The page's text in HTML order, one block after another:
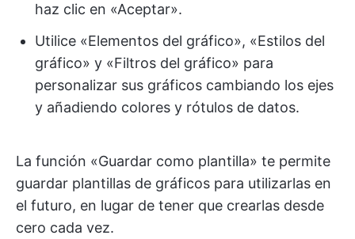
haz clic en «Aceptar».
Utilice «Elementos del gráfico», «Estilos del
gráfico» y «Filtros del gráfico» para
personalizar sus gráficos cambiando los ejes
y añadiendo colores y rótulos de datos.
La función «Guardar como plantilla» te permite
guardar plantillas de gráficos para utilizarlas en
el futuro, en lugar de tener que crearlas desde
cero cada vez.